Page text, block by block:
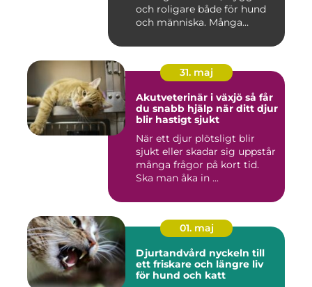
och roligare både för hund
och människa. Många
31. maj
Akutveterinär i växjö så får
du snabb hjälp när ditt djur
blir hastigt sjukt
När ett djur plötsligt blir
sjukt eller skadar sig uppstår
många frågor på kort tid.
Ska man åka in ...
01. maj
Djurtandvård nyckeln till
ett friskare och längre liv
för hund och katt